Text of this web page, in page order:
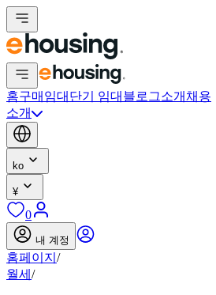
홈구매 임대 단기 임대 블로그소개 채용
소개
ko
¥
0
내 계정
홈페이지 /
월세 /